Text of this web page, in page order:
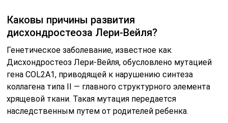
Каковы причины развития
дисхондростеоза Лери-Вейля?
Генетическое заболевание, известное как
Дисхондростеоз Лери-Вейля, обусловлено мутацией
гена COL2A1, приводящей к нарушению синтеза
коллагена типа II — главного структурного элемента
хрящевой ткани. Такая мутация передается
наследственным путем от родителей ребенка.